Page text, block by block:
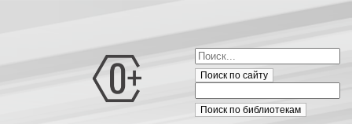
Поиск по сайту
Поиск по библиотекам